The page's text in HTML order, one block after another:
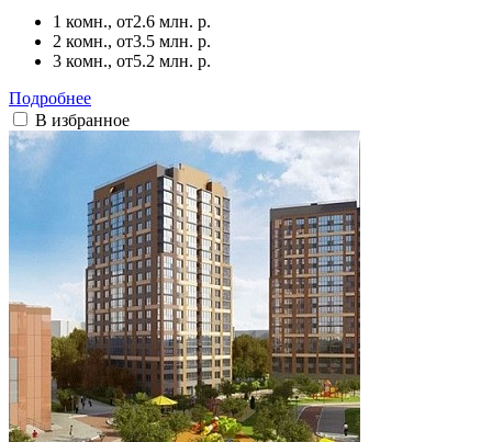
1 комн., от2.6 млн. р.
2 комн., от3.5 млн. р.
3 комн., от5.2 млн. р.
Подробнее
В избранное